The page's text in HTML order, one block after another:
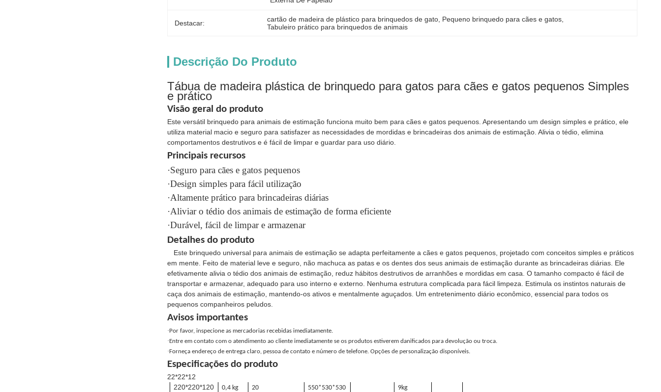
Destacar: cartão de madeira de plástico para brinquedos de gato Pequeno brinquedo para cães e gatos
Tabuleiro prático para brinquedos de animais
Descrição Do Produto
Tábua de madeira plástica de brinquedo para gatos para cães e gatos pequenos Simples
e prático
Visão geral do produto
Este versátil brinquedo para animais de estimação funciona muito bem para cães e gatos pequenos. Apresentando um design simples e prático, ele
utiliza material macio e seguro para satisfazer as necessidades de mordidas e brincadeiras dos animais de estimação. Alivia o tédio, elimina
comportamentos destrutivos e é fácil de limpar e guardar para uso diário.
Principais recursos
·Seguro para cães e gatos pequenos
·Design simples para fácil utilização
·Altamente prático para brincadeiras diárias
·Aliviar o tédio dos animais de estimação de forma eficiente
·Durável, fácil de limpar e armazenar
Detalhes do produto
Este brinquedo universal para animais de estimação se adapta perfeitamente a cães e gatos pequenos, projetado com conceitos simples e práticos
em mente. Feito de material leve e seguro, não machuca as patas e os dentes dos seus animais de estimação durante as brincadeiras diárias. Ele
efetivamente alivia o tédio dos animais de estimação, reduz hábitos destrutivos de arranhões e mordidas em casa. O tamanho compacto é fácil de
transportar e armazenar, adequado para uso interno e externo. Nenhuma estrutura complicada para fácil limpeza. Estimula os instintos naturais de
caça dos animais de estimação, mantendo-os ativos e mentalmente aguçados. Um entretenimento diário econômico, essencial para todos os
pequenos companheiros peludos.
Avisos importantes
·Por favor, inspecione as mercadorias recebidas imediatamente.
·Entre em contato com o atendimento ao cliente imediatamente se os produtos estiverem danificados para devolução ou troca.
·Forneça endereço de entrega claro, pessoa de contato e número de telefone. Opções de personalização disponíveis.
Especificações do produto
22*22*12
220*220*120
0,4 kg 20 550*530*530 9kg